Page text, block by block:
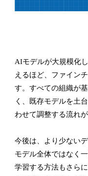
AIモデルが大規模化
えるほど、ファイン
す。すべての組織が
く、既存モデルを土
わせて調整する流れ
今後は、より少ない
モデル全体ではなく
学習する方法もさら